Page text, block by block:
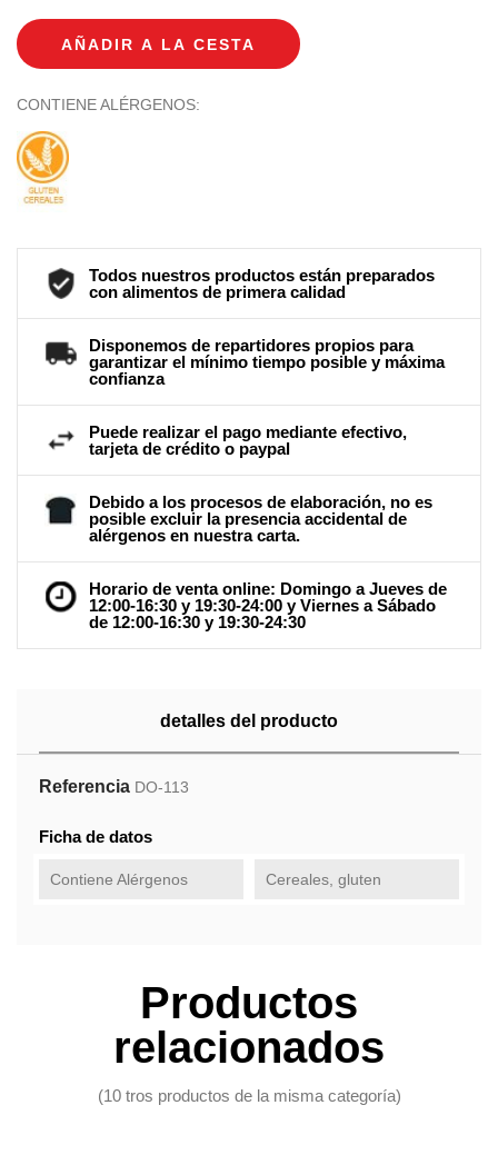
AÑADIR A LA CESTA
CONTIENE ALÉRGENOS:
Todos nuestros productos están preparados
con alimentos de primera calidad
Disponemos de repartidores propios para
garantizar el mínimo tiempo posible y máxima
confianza
Puede realizar el pago mediante efectivo,
tarjeta de crédito o paypal
Debido a los procesos de elaboración, no es
posible excluir la presencia accidental de
alérgenos en nuestra carta.
Horario de venta online: Domingo a Jueves de
12:00-16:30 y 19:30-24:00 y Viernes a Sábado
de 12:00-16:30 y 19:30-24:30
detalles del producto
Referencia DO-113
Ficha de datos
Contiene Alérgenos Cereales, gluten
Productos
relacionados
(10 tros productos de la misma categoría)